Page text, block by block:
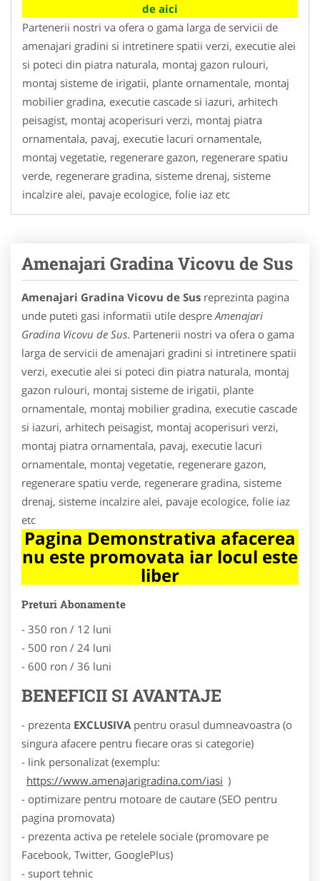
de aici
Partenerii nostri va ofera o gama larga de servicii de
amenajari gradini si intretinere spatii verzi, executie alei
si poteci din piatra naturala, montaj gazon rulouri,
montaj sisteme de irigatii, plante ornamentale, montaj
mobilier gradina, executie cascade si iazuri, arhitech
peisagist, montaj acoperisuri verzi, montaj piatra
ornamentala, pavaj, executie lacuri ornamentale,
montaj vegetatie, regenerare gazon, regenerare spatiu
verde, regenerare gradina, sisteme drenaj, sisteme
incalzire alei, pavaje ecologice, folie iaz etc
Amenajari Gradina Vicovu de Sus
Amenajari Gradina Vicovu de Sus reprezinta pagina
unde puteti gasi informatii utile despre Amenajari
Gradina Vicovu de Sus. Partenerii nostri va ofera o gama
larga de servicii de amenajari gradini si intretinere spatii
verzi, executie alei si poteci din piatra naturala, montaj
gazon rulouri, montaj sisteme de irigatii, plante
ornamentale, montaj mobilier gradina, executie cascade
si iazuri, arhitech peisagist, montaj acoperisuri verzi,
montaj piatra ornamentala, pavaj, executie lacuri
ornamentale, montaj vegetatie, regenerare gazon,
regenerare spatiu verde, regenerare gradina, sisteme
drenaj, sisteme incalzire alei, pavaje ecologice, folie iaz
etc
Pagina Demonstrativa afacerea
nu este promovata iar locul este
liber
Preturi Abonamente
- 350 ron / 12 luni
- 500 ron / 24 luni
- 600 ron / 36 luni
BENEFICII SI AVANTAJE
- prezenta EXCLUSIVA pentru orasul dumneavoastra (o
singura afacere pentru fiecare oras si categorie)
- link personalizat (exemplu:
https://www.amenajarigradina.com/iasi )
- optimizare pentru motoare de cautare (SEO pentru
pagina promovata)
- prezenta activa pe retelele sociale (promovare pe
Facebook, Twitter, GooglePlus)
- suport tehnic